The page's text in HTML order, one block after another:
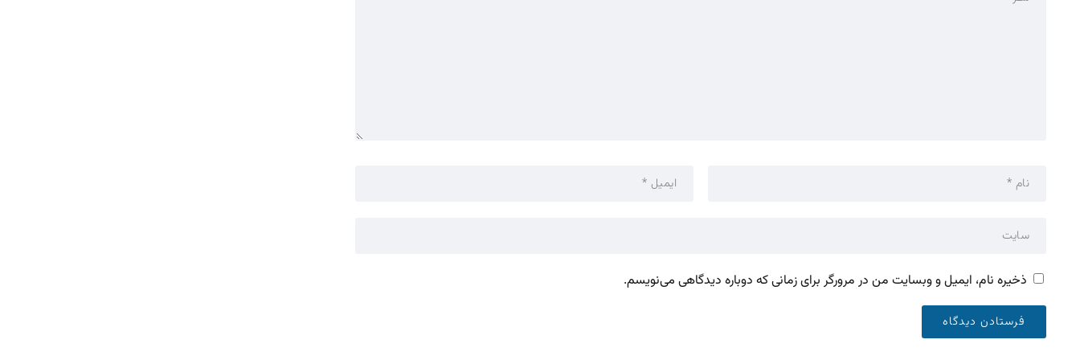
ذخیره نام، ایمیل و وبسایت من در مرورگر برای زمانی که دوباره دیدگاهی می‌نویسم.